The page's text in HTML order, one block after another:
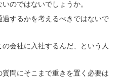
のではないでしょうか。
するかを考えるべきではないで
会社に入社するんだ、という人
問にそこまで重きを置く必要は